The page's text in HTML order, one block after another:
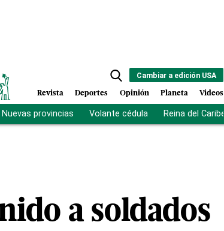
Cambiar a edición USA
Revista Deportes Opinión Planeta Videos
Nuevas provincias Volante cédula Reina del Caribe
a soldados